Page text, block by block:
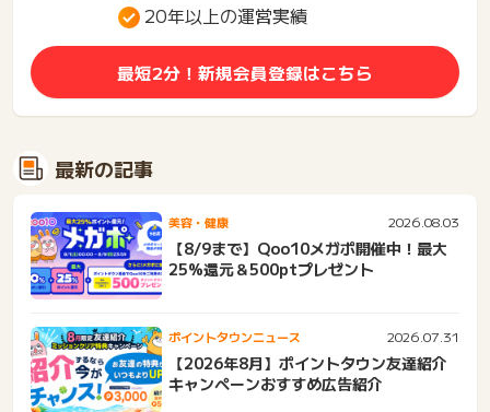
20年以上の運営実績
最短2分！新規会員登録はこちら
最新の記事
美容・健康 2026.08.03
【8/9まで】Qoo10メガポ開催中！最大
25%還元＆500ptプレゼント
ポイントタウンニュース 2026.07.31
【2026年8月】ポイントタウン友達紹介
キャンペーンおすすめ広告紹介